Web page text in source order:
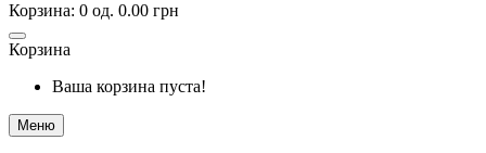
Корзина: 0 од. 0.00 грн
Корзина
Ваша корзина пуста!
Меню